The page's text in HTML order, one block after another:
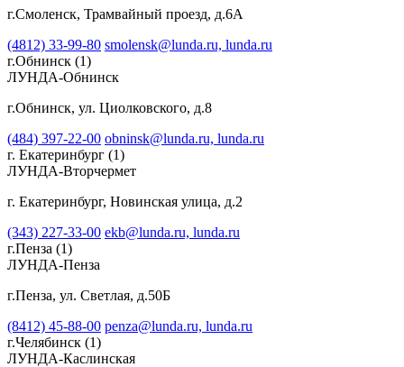
г.Смоленск, Трамвайный проезд, д.6А
(4812) 33-99-80 smolensk@lunda.ru, lunda.ru
г.Обнинск (1)
ЛУНДА-Обнинск
г.Обнинск, ул. Циолковского, д.8
(484) 397-22-00 obninsk@lunda.ru, lunda.ru
г. Екатеринбург (1)
ЛУНДА-Вторчермет
г. Екатеринбург, Новинская улица, д.2
(343) 227-33-00 ekb@lunda.ru, lunda.ru
г.Пенза (1)
ЛУНДА-Пенза
г.Пенза, ул. Светлая, д.50Б
(8412) 45-88-00 penza@lunda.ru, lunda.ru
г.Челябинск (1)
ЛУНДА-Каслинская